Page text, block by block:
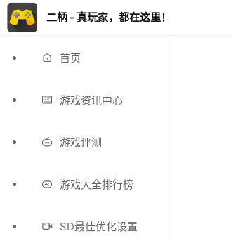
二柄 - 真玩家，都在这里！
首页
游戏资讯中心
游戏评测
游戏大全排行榜
SD最佳优化设置